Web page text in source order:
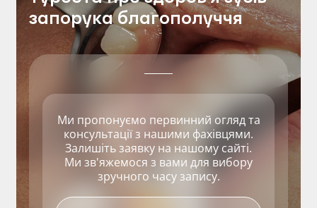
запорука благополуччя
Ми пропонуємо первинний огляд та
консультації з нашими фахівцями.
Залишіть заявку на нашому сайті.
Ми зв'яжемося з вами для вибору
зручного часу запису.